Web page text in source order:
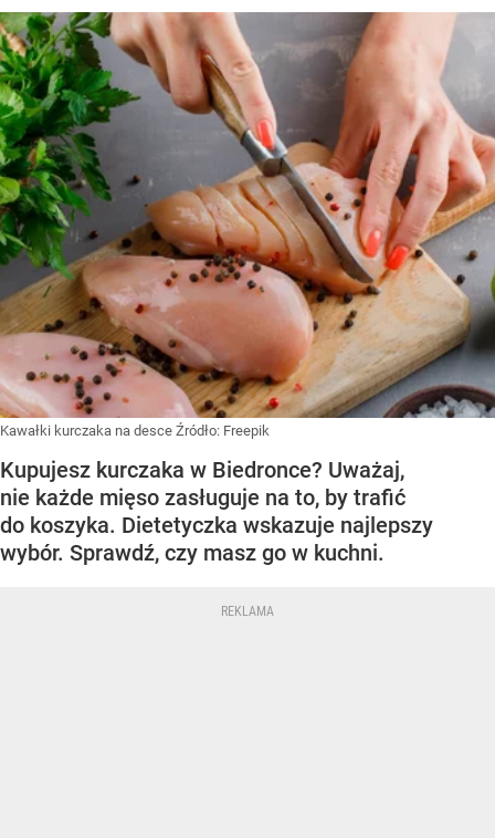
Kawałki kurczaka na desce Źródło: Freepik
Kupujesz kurczaka w Biedronce? Uważaj,
nie każde mięso zasługuje na to, by trafić
do koszyka. Dietetyczka wskazuje najlepszy
wybór. Sprawdź, czy masz go w kuchni.